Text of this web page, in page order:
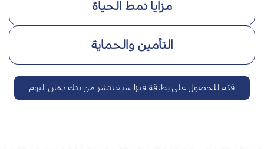
مزايا نمط الحياة
التأمين والحماية
قدّم للحصول على بطاقة فيزا سيغنتشر من بنك دخان اليوم